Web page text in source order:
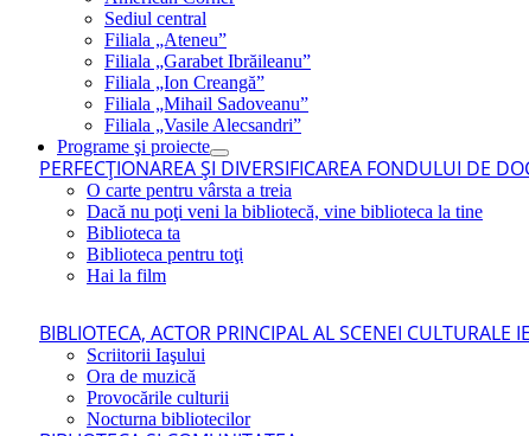
Sediul central
Filiala „Ateneu”
Filiala „Garabet Ibrăileanu”
Filiala „Ion Creangă”
Filiala „Mihail Sadoveanu”
Filiala „Vasile Alecsandri”
Programe şi proiecte
PERFECŢIONAREA ŞI DIVERSIFICAREA FONDULUI DE
O carte pentru vârsta a treia
Dacă nu poţi veni la bibliotecă, vine biblioteca la tine
Biblioteca ta
Biblioteca pentru toţi
Hai la film
BIBLIOTECA, ACTOR PRINCIPAL AL SCENEI CULTURALE
Scriitorii Iaşului
Ora de muzică
Provocările culturii
Nocturna bibliotecilor